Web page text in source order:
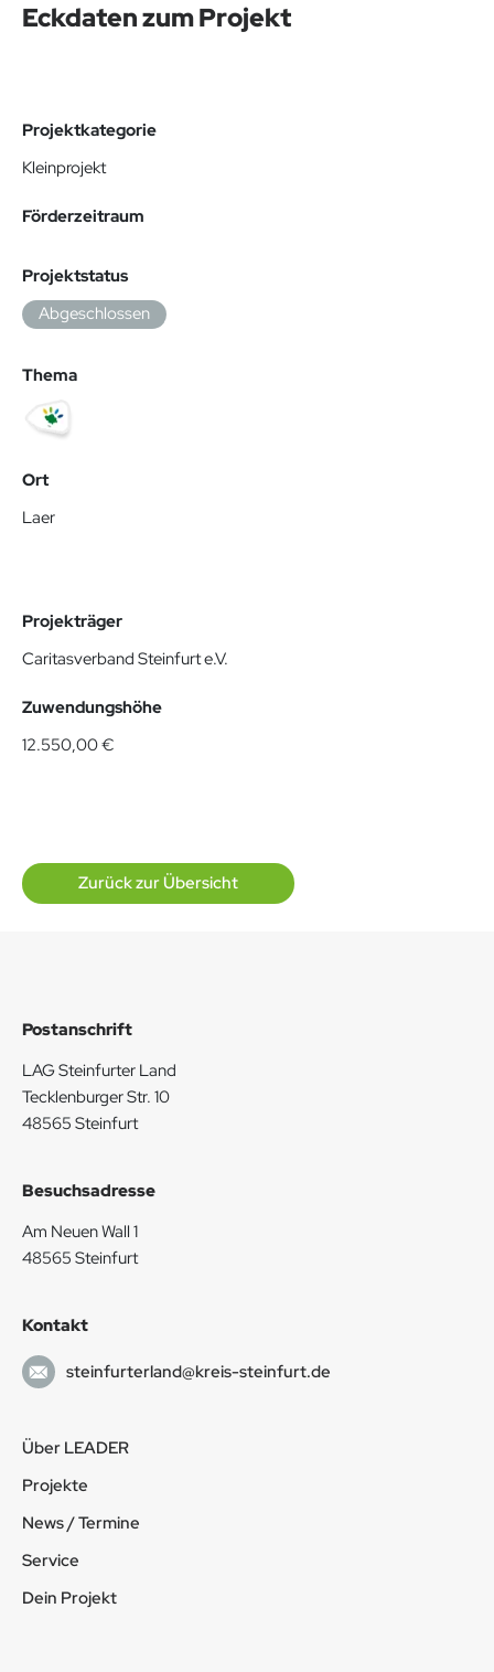
Eckdaten zum Projekt
Projektkategorie
Kleinprojekt
Förderzeitraum
Projektstatus
Abgeschlossen
Thema
Ort
Laer
Projekträger
Caritasverband Steinfurt e.V.
Zuwendungshöhe
12.550,00 €
Zurück zur Übersicht
Postanschrift
LAG Steinfurter Land
Tecklenburger Str. 10
48565 Steinfurt
Besuchsadresse
Am Neuen Wall 1
48565 Steinfurt
Kontakt
steinfurterland@kreis-steinfurt.de
Über LEADER
Projekte
News / Termine
Service
Dein Projekt